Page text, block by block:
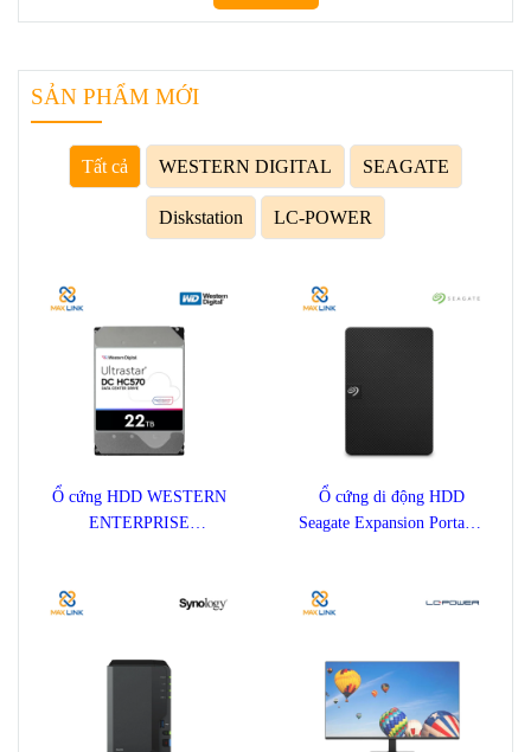
SẢN PHẨM MỚI
Tất cả WESTERN DIGITAL SEAGATE
Diskstation LC-POWER
Ổ cứng HDD WESTERN
ENTERPRISE
Ổ cứng di động HDD
Seagate Expansion Portable